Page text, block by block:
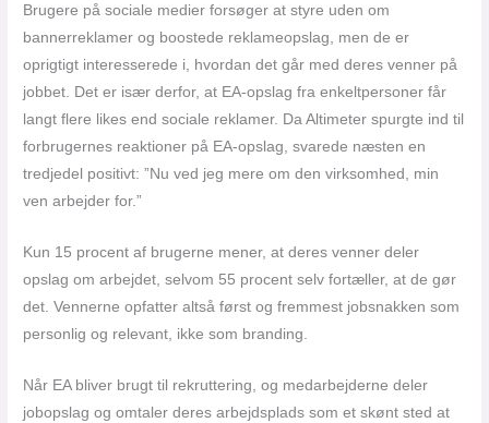
Brugere på sociale medier forsøger at styre uden om
bannerreklamer og boostede reklameopslag, men de er
oprigtigt interesserede i, hvordan det går med deres venner på
jobbet. Det er især derfor, at EA-opslag fra enkeltpersoner får
langt flere likes end sociale reklamer. Da Altimeter spurgte ind til
forbrugernes reaktioner på EA-opslag, svarede næsten en
tredjedel positivt: ”Nu ved jeg mere om den virksomhed, min
ven arbejder for.”
Kun 15 procent af brugerne mener, at deres venner deler
opslag om arbejdet, selvom 55 procent selv fortæller, at de gør
det. Vennerne opfatter altså først og fremmest jobsnakken som
personlig og relevant, ikke som branding.
Når EA bliver brugt til rekruttering, og medarbejderne deler
jobopslag og omtaler deres arbejdsplads som et skønt sted at